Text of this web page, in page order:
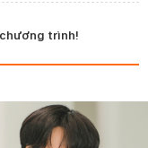
chương trình!